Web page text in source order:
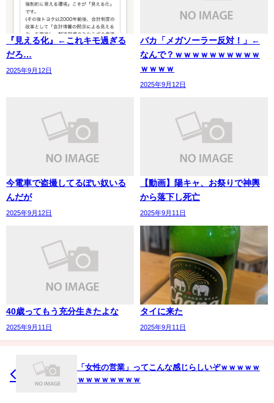
『見える化』←これキモ過ぎる
だろ…
2025年9月12日
バカ「メガソーラー反対！」←
なんで？ｗｗｗｗｗｗｗｗｗｗ
ｗｗｗｗ
2025年9月12日
今電車で盗撮してるぽい奴いる
んだが
2025年9月12日
【動画】陽キャ、お祭りで神輿
から落下し死亡
2025年9月11日
40歳ってもう充分生きたよな
2025年9月11日
タイに来た
2025年9月11日
「女性の営業」ってこんな感じらしいぞｗｗｗｗｗ
ｗｗｗｗｗｗｗｗ